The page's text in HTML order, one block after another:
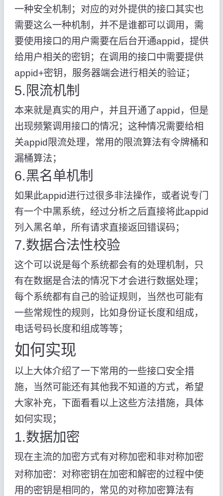
一种安全机制；对应的对外提供的接口其实也
需要这么一种机制，并不是谁都可以调用，需
要使用接口的用户需要在后台开通appid，提供
给用户相关的密钥；在调用的接口中需要提供
appid+密钥，服务器端会进行相关的验证；
5.限流机制
本来就是真实的用户，并且开通了appid，但是
出现频繁调用接口的情况；这种情况需要给相
关appid限流处理，常用的限流算法有令牌桶和
漏桶算法；
6.黑名单机制
如果此appid进行过很多非法操作，或者说专门
有一个中黑系统，经过分析之后直接将此appid
列入黑名单，所有请求直接返回错误码；
7.数据合法性校验
这个可以说是每个系统都会有的处理机制，只
有在数据是合法的情况下才会进行数据处理；
每个系统都有自己的验证规则，当然也可能有
一些常规性的规则，比如身份证长度和组成，
电话号码长度和组成等等；
如何实现
以上大体介绍了一下常用的一些接口安全措
施，当然可能还有其他我不知道的方式，希望
大家补充，下面看看以上这些方法措施，具体
如何实现；
1.数据加密
现在主流的加密方式有对称加密和非对称加密
对称加密：对称密钥在加密和解密的过程中使
用的密钥是相同的，常见的对称加密算法有